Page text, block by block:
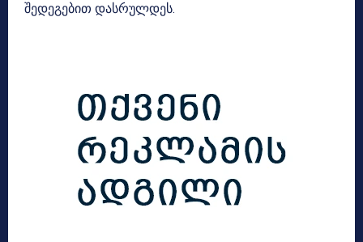
შედეგებით დასრულდეს.